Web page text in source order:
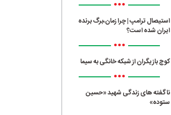
•••
استیصال ترامپ | چرا زمان،برگ برنده
ایران شده است؟
•••
کوچ بازیگران از شبکه خانگی به سیما
•••
ناگفته های زندگی شهید «حسین
ستوده»